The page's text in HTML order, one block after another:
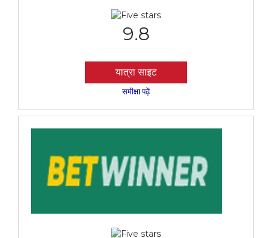
9.8
यात्रा साइट
समीक्षा पढ़ें